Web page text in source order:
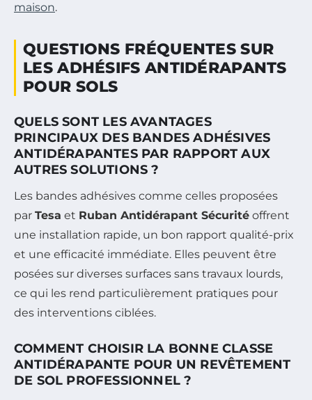
maison.
QUESTIONS FRÉQUENTES SUR
LES ADHÉSIFS ANTIDÉRAPANTS
POUR SOLS
QUELS SONT LES AVANTAGES
PRINCIPAUX DES BANDES ADHÉSIVES
ANTIDÉRAPANTES PAR RAPPORT AUX
AUTRES SOLUTIONS ?
Les bandes adhésives comme celles proposées
par Tesa et Ruban Antidérapant Sécurité offrent
une installation rapide, un bon rapport qualité-prix
et une efficacité immédiate. Elles peuvent être
posées sur diverses surfaces sans travaux lourds,
ce qui les rend particulièrement pratiques pour
des interventions ciblées.
COMMENT CHOISIR LA BONNE CLASSE
ANTIDÉRAPANTE POUR UN REVÊTEMENT
DE SOL PROFESSIONNEL ?